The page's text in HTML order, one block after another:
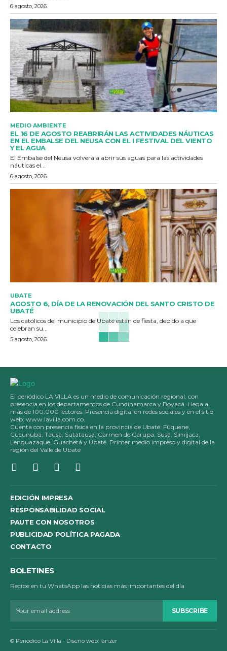
6 agosto, 2026
MEDIO AMBIENTE
EL 16 DE AGOSTO REABRIRÁN LAS ACTIVIDADES NÁUTICAS
EN EL EMBALSE DEL NEUSA CON EL I FESTIVAL DEL VIENTO
Y EL AGUA
El Embalse del Neusa volverá a abrir sus aguas para las actividades
náuticas el...
6 agosto, 2026
UBATE
AGOSTO 6, DÍA DE LA RENOVACIÓN DEL SANTO CRISTO DE
UBATÉ
Los católicos del municipio de Ubaté están de fiesta, debido a que
celebran su...
5 agosto, 2026
El periódico LA VILLA es un medio de comunicación regional, con
presencia en los departamentos de Cundinamarca y Boyacá. Llega a
más de 100.000 lectores. Presencia digital en redes sociales y en el sitio
web: www.lavilla.com.co.
Cuenta con presencia física en la provincia de Ubaté: Fúquene,
Cucunubá, Tausa, Sutatausa, Carmen de Carupa, Susa, Simijaca,
Lenguazaque, Guachetá y Ubaté. Primer medio impreso y digital de la
región del Valle de Ubaté
EDICIÓN IMPRESA
RESPONSABILIDAD SOCIAL
PAUTE CON NOSOTROS
PUBLICIDAD POLÍTICA PAGADA
CONTACTO
BOLETINES
Recibe en tu WhatsApp las noticias más importantes del día
SUBSCRIBE
© Periodico La Villa - Diseño web: lanzer